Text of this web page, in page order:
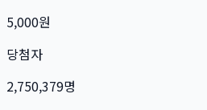
5,000원
당첨자
2,750,379명